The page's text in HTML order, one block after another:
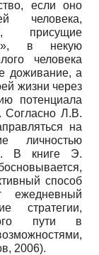
если оно
человека,
присущие
в некую
человека
доживание, а
жизни через
потенциала
Согласно Л.В.
на
личностью
В книге Э.
способ
ежедневный
стратегии,
пути в
2006).